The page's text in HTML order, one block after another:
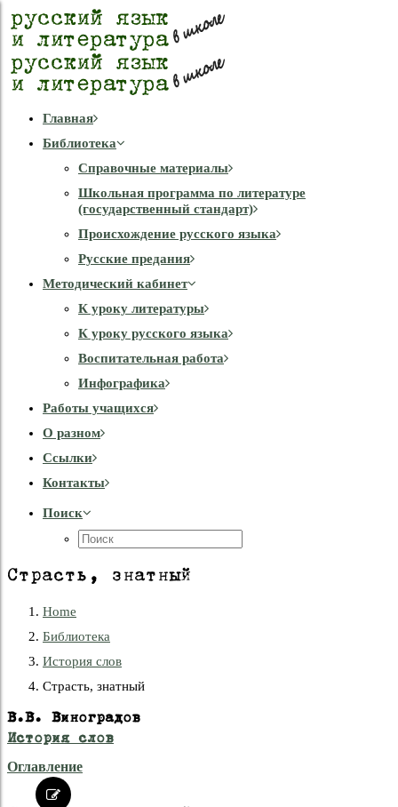
Главная
Библиотека
Справочные материалы
Школьная программа по литературе
(государственный стандарт)
Происхождение русского языка
Русские предания
Методический кабинет
К уроку литературы
К уроку русского языка
Воспитательная работа
Инфографика
Работы учащихся
О разном
Cсылки
Контакты
Поиск
Страсть, знатный
Home
Библиотека
История слов
Страсть, знатный
В.В. Виноградов
История слов
Оглавление